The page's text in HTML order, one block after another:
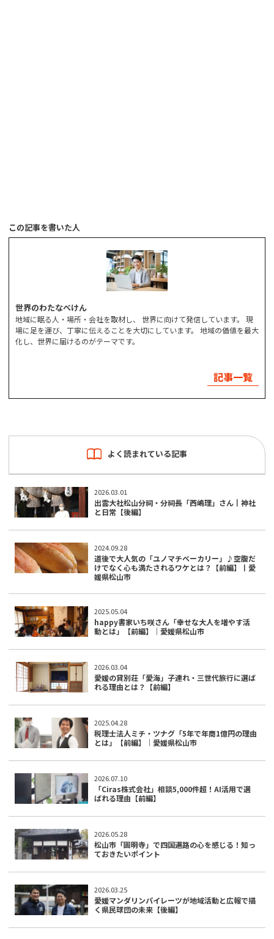
この記事を書いた人
世界のわたなべけん
地域に眠る人・場所・会社を取材し、 世界に向けて発信しています。 現
場に足を運び、丁寧に伝えることを大切にしています。 地域の価値を最大
化し、世界に届けるのがテーマです。
記事一覧
よく読まれている記事
2026.03.01
出雲大社松山分祠・分祠長「西嶋理」さん┃神社
と日常【後編】
2024.09.28
道後で大人気の「ユノマチベーカリー」♪空腹だ
けでなく心も満たされるワケとは？【前編】丨愛
媛県松山市
2025.05.04
happy書家いち咲さん「幸せな大人を増やす活
動とは」【前編】｜愛媛県松山市
2026.03.04
愛媛の貸別荘「愛海」子連れ・三世代旅行に選ば
れる理由とは？【前編】
2025.04.28
税理士法人ミチ・ツナグ「5年で年商1億円の理由
とは」【前編】｜愛媛県松山市
2026.07.10
「Ciras株式会社」相談5,000件超！AI活用で選
ばれる理由【前編】
2026.05.28
松山市「圓明寺」で四国遍路の心を感じる！知っ
ておきたいポイント
2026.03.25
愛媛マンダリンパイレーツが地域活動と広報で描
く県民球団の未来【後編】